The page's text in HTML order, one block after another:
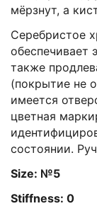
мёрзнут, а
Серебристое
обеспечивает
также
(покрытие не
имеется
цветная
состоянии.
Size: №5
Stiffness: 0